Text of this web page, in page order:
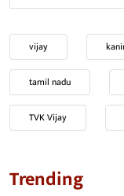
vijay
tamil nadu
TVK Vijay
Trending